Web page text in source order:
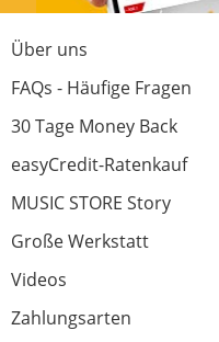
Über uns
FAQs - Häufige Fragen
30 Tage Money Back
easyCredit-Ratenkauf
MUSIC STORE Story
Große Werkstatt
Videos
Zahlungsarten